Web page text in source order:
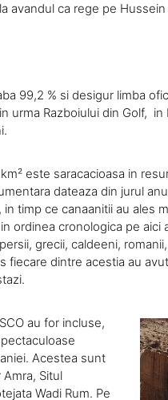
avandul ca rege pe Hussein
99,2 % si desigur limba
urma Razboiului din Golf,
este saracacioasa in
dateaza din jurul
timp ce canaanitii au ales
ordinea cronologica pe aici
grecii, caldeeni,
fiecare dintre acestia au
au for incluse,
Acestea sunt
Amra, Situl
Wadi Rum. Pe